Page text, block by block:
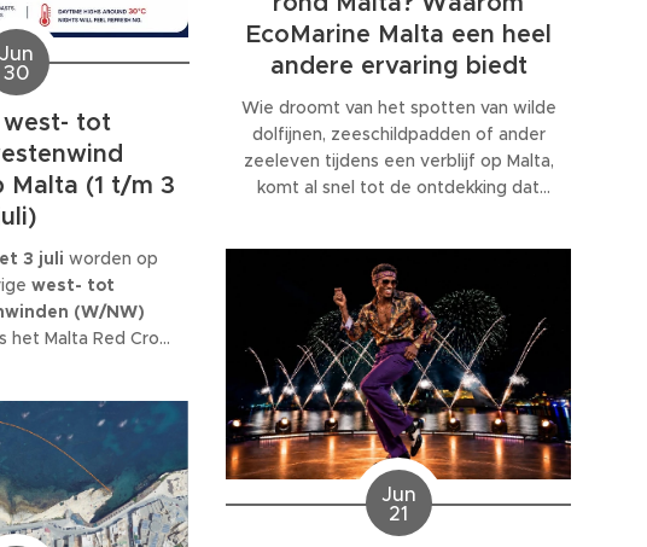
Jun
30
west- tot
Malta (1 t/m 3
3 juli worden op
west- tot
(W/NW)
Malta Red Cross
2 juli.
EcoMarine Malta een heel
andere ervaring biedt
Wie droomt van het spotten van wilde
dolfijnen, zeeschildpadden of ander
zeeleven tijdens een verblijf op Malta,
komt al snel tot de ontdekking dat
EcoMarine Malta
Jun
21